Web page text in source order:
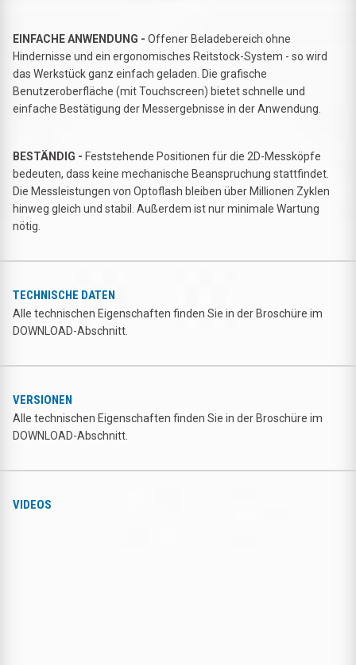
EINFACHE ANWENDUNG - Offener Beladebereich ohne
Hindernisse und ein ergonomisches Reitstock-System - so wird
das Werkstück ganz einfach geladen. Die grafische
Benutzeroberfläche (mit Touchscreen) bietet schnelle und
einfache Bestätigung der Messergebnisse in der Anwendung.
BESTÄNDIG - Feststehende Positionen für die 2D-Messköpfe
bedeuten, dass keine mechanische Beanspruchung stattfindet.
Die Messleistungen von Optoflash bleiben über Millionen Zyklen
hinweg gleich und stabil. Außerdem ist nur minimale Wartung
nötig.
TECHNISCHE DATEN
Alle technischen Eigenschaften finden Sie in der Broschüre im
DOWNLOAD-Abschnitt.
VERSIONEN
Alle technischen Eigenschaften finden Sie in der Broschüre im
DOWNLOAD-Abschnitt.
VIDEOS